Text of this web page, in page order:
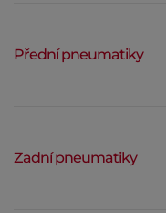
Přední pneumatiky
Zadní pneumatiky